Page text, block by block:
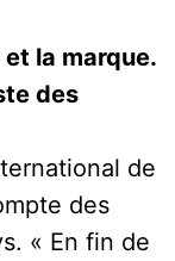
et la marque.
des
de
des
« En fin de